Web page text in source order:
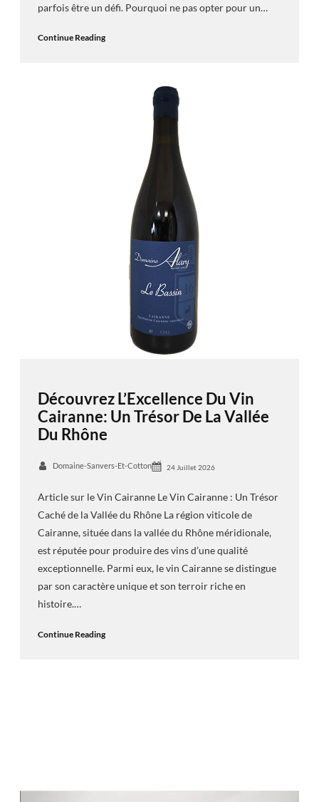
parfois être un défi. Pourquoi ne pas opter pour un…
Continue Reading
Découvrez L’Excellence Du Vin
Cairanne: Un Trésor De La Vallée
Du Rhône
Domaine-Sanvers-Et-Cotton 24 Juillet 2026
Article sur le Vin Cairanne Le Vin Cairanne : Un Trésor
Caché de la Vallée du Rhône La région viticole de
Cairanne, située dans la vallée du Rhône méridionale,
est réputée pour produire des vins d’une qualité
exceptionnelle. Parmi eux, le vin Cairanne se distingue
par son caractère unique et son terroir riche en
histoire.…
Continue Reading